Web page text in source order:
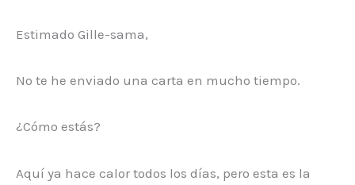
Estimado Gille-sama,
No te he enviado una carta en mucho tiempo.
¿Cómo estás?
Aquí ya hace calor todos los días, pero esta es la